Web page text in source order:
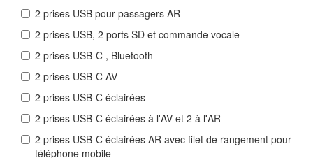
2 prises USB pour passagers AR
2 prises USB, 2 ports SD et commande vocale
2 prises USB-C , Bluetooth
2 prises USB-C AV
2 prises USB-C éclairées
2 prises USB-C éclairées à l'AV et 2 à l'AR
2 prises USB-C éclairées AR avec filet de rangement pour
téléphone mobile